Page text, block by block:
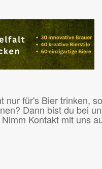
für's Bier trinken,
Dann bist du bei
Kontakt mit uns